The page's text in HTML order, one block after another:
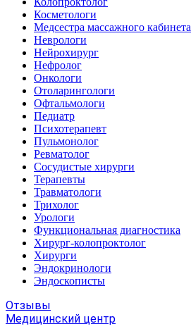
Косметологи
Медсестра массажного кабинета
Неврологи
Нейрохирург
Нефролог
Онкологи
Отоларингологи
Офтальмологи
Педиатр
Психотерапевт
Пульмонолог
Ревматолог
Сосудистые хирурги
Терапевты
Травматологи
Трихолог
Урологи
Функциональная диагностика
Хирург-колопроктолог
Хирурги
Эндокринологи
Эндоскописты
Отзывы
Медицинский центр